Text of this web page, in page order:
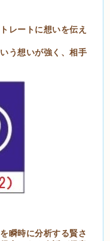
レートに想いを伝え
う想いが強く、相手
瞬時に分析する賢さ